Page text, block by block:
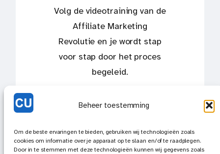
Beheer toestemming
Om de beste ervaringen te bieden, gebruiken wij technologieën zoals
cookies om informatie over je apparaat op te slaan en/of te raadplegen.
Door in te stemmen met deze technologieën kunnen wij gegevens zoals
Volg de videotraining van de
Affiliate Marketing
Revolutie en je wordt stap
voor stap door het proces
begeleid.